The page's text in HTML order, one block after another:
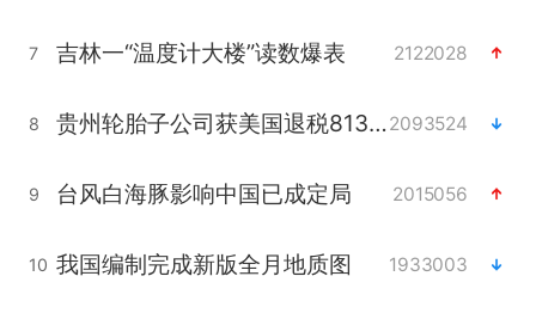
7 吉林一“温度计大楼”读数爆表 2122028
8 贵州轮胎子公司获美国退税8136万2093524
9 台风白海豚影响中国已成定局 2015056
10 我国编制完成新版全月地质图 1933003